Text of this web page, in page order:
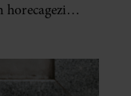
horecagezin